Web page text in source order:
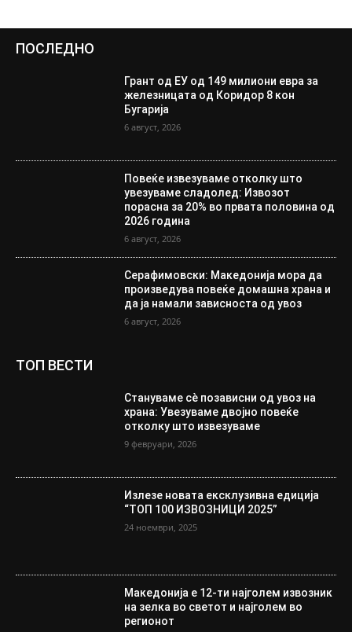
ПОСЛЕДНО
Грант од ЕУ од 149 милиони евра за
железницата од Коридор 8 кон
Бугарија
6 август, 2026
Повеќе извезуваме отколку што
увезуваме сладолед: Извозот
порасна за 20% во првата половина од
2026 година
6 август, 2026
Серафимовски: Македонија мора да
произведува повеќе домашна храна и
да ја намали зависноста од увоз
6 август, 2026
ТОП ВЕСТИ
Стануваме сè позависни од увоз на
храна: Увезуваме двојно повеќе
отколку што извезуваме
9 февруари, 2026
Излезе новата ексклузивна едиција
“ТОП 100 ИЗВОЗНИЦИ 2025”
24 ноември, 2025
Македонија е 12-ти најголем извозник
на зелка во светот и најголем во
регионот